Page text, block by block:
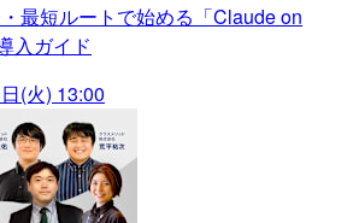
・最短ルートで始める「Claude on
入ガイド
(火) 13:00